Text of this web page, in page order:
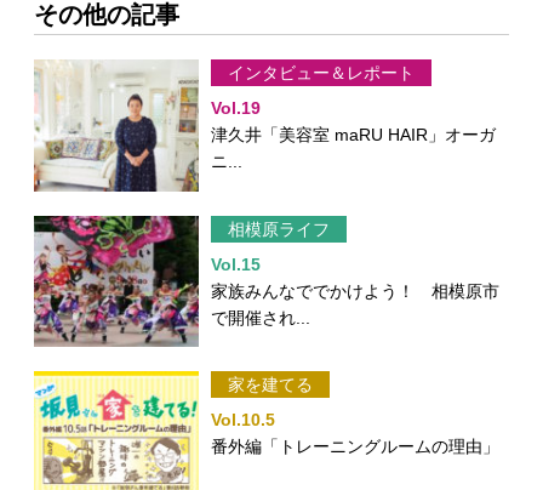
その他の記事
インタビュー＆レポート
Vol.19
津久井「美容室 maRU HAIR」オーガ
ニ...
相模原ライフ
Vol.15
家族みんなででかけよう！ 相模原市
で開催され...
家を建てる
Vol.10.5
番外編「トレーニングルームの理由」